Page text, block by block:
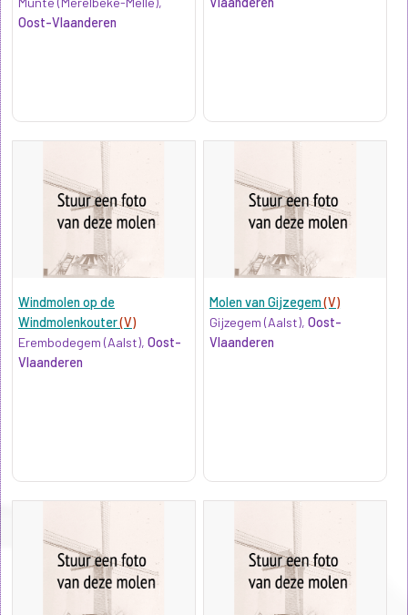
Oost-Vlaanderen
Windmolen op de
Windmolenkouter(V)
Erembodegem (Aalst), Oost-
Vlaanderen
Molen van Gijzegem(V)
Gijzegem (Aalst),Oost-
Vlaanderen